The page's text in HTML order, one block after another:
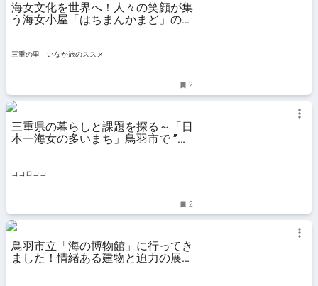
海女文化を世界へ！人々の笑顔が集
う海女小屋「はちまんかまど」の親
三重の里 いなか旅のススメ
2
三重県の暮らしと課題を探る～「日
本一海女の多いまち」鳥羽市で ”ハ
ココロココ
2
鳥羽市立「海の博物館」に行ってき
ました！情緒ある建物と迫力の展示